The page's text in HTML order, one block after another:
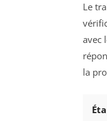
Le
avec
la